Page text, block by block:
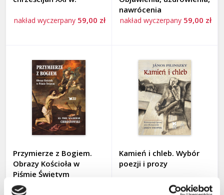
Prezent na Chrzest
Prezent na Dzień Matki
Prezent na ślub
Prezent na urodziny i imieniny
Prezent na Wielkanoc
WPIS
KALENDARZE
nakład wyczerpany 59,00 zł
nawrócenia
nakład wyczerpany 59,00 zł
Przymierze z Bogiem.
Obrazy Kościoła w
Piśmie Świętym
Kamień i chleb. Wybór
poezji i prozy